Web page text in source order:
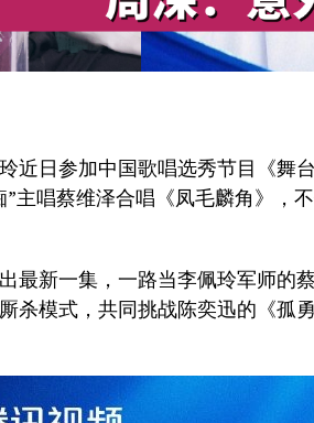
近日参加中国歌唱选秀节目《舞
”主唱蔡维泽合唱《凤毛麟角》，
最新一集，一路当李佩玲军师的
杀模式，共同挑战陈奕迅的《孤